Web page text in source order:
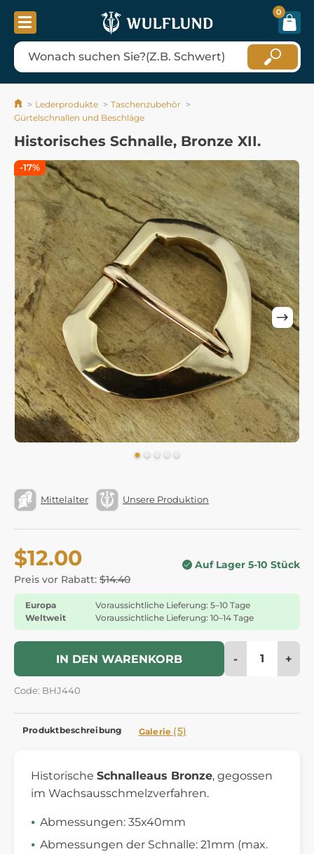
0
Lederprodukte
Taschenzubehör
Gürtelschnallen und Beschläge
Historisches Schnalle, Bronze XII.
Mittelalter Unsere Produktion
$12.00
Preis vor Rabatt: $14.40
Auf Lager 5-10 Stück
Europa
Voraussichtliche Lieferung: 5–10 Tage
Weltweit
Voraussichtliche Lieferung: 10–14 Tage
IN DEN WARENKORB - +
Code: BHJ440
-17%
Produktbeschreibung Galerie (5)
Historische Schnalleaus Bronze, gegossen
im Wachsausschmelzverfahren.
Abmessungen: 35x40mm
Abmessungen der Schnalle: 21mm (max.